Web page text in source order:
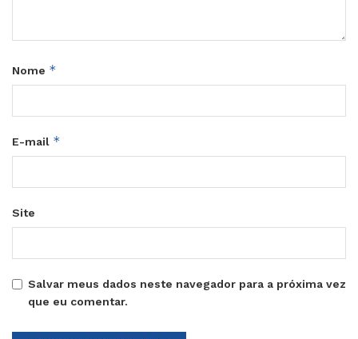
Nome *
E-mail *
Site
Salvar meus dados neste navegador para a próxima vez
que eu comentar.